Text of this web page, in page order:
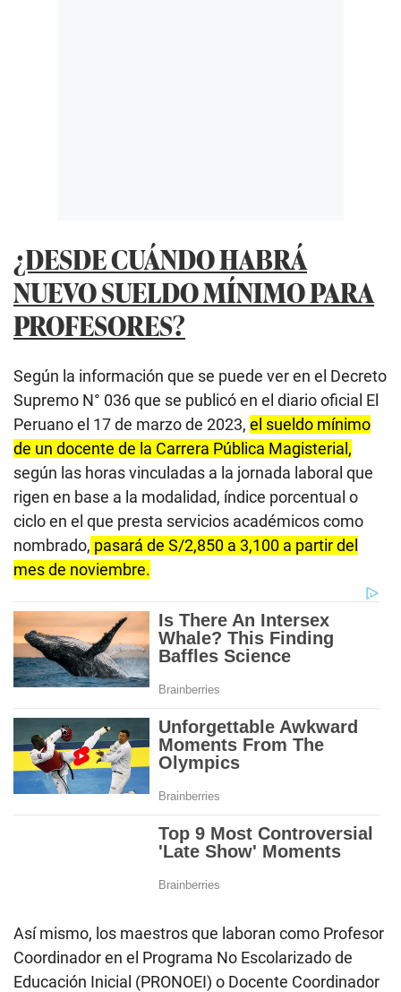
¿DESDE CUÁNDO HABRÁ
NUEVO SUELDO MÍNIMO PARA
PROFESORES?
Según la información que se puede ver en el Decreto
Supremo N° 036 que se publicó en el diario oficial El
Peruano el 17 de marzo de 2023, el sueldo mínimo
de un docente de la Carrera Pública Magisterial,
según las horas vinculadas a la jornada laboral que
rigen en base a la modalidad, índice porcentual o
ciclo en el que presta servicios académicos como
nombrado, pasará de S/2,850 a 3,100 a partir del
mes de noviembre.
Así mismo, los maestros que laboran como Profesor
Coordinador en el Programa No Escolarizado de
Educación Inicial (PRONOEI) o Docente Coordinador